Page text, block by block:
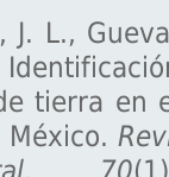
J. L.,
tierra en
México.